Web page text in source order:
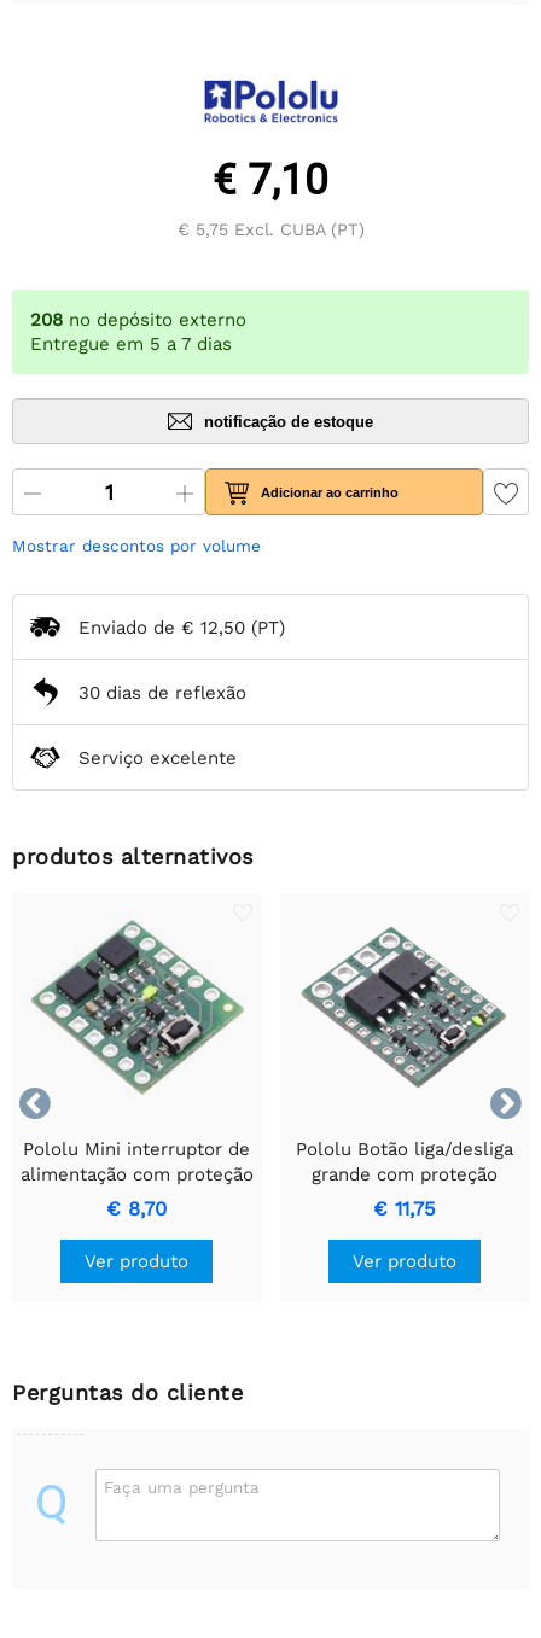
€ 7,10
€ 5,75Excl. CUBA (PT)
208 no depósito externo
Entregue em 5 a 7 dias
notificação de estoque
Adicionar ao carrinho
Mostrar descontos por volume
Enviado de € 12,50 (PT)
30 dias de reflexão
Serviço excelente
produtos alternativos


Pololu Mini interruptor de
alimentação com proteção
contra tensão reversa, SV
€ 8,70
Ver produto
Pololu Botão liga/desliga
grande com proteção
contra tensão reversa, HP
€ 11,75
Ver produto
Perguntas do cliente
Q Faça uma pergunta